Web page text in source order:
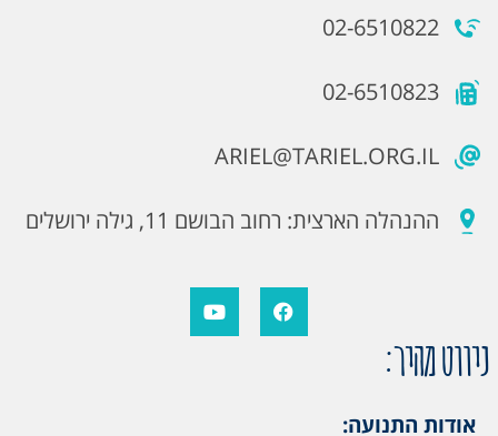
02-6510822
02-6510823
ARIEL@TARIEL.ORG.IL
ההנהלה הארצית: רחוב הבושם 11, גילה ירושלים
ניווט מהיר:
אודות התנועה: